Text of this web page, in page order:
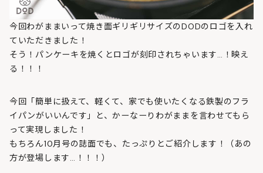
今回わがままいって焼き面ギリギリサイズのDODのロゴを入れ
ていただきました！
そう！パンケーキを焼くとロゴが刻印されちゃいます…！映え
る！！！
今回「簡単に扱えて、軽くて、家でも使いたくなる鉄製のフラ
イパンがいいんです」と、かーなーりわがままを言わせてもら
って実現しました！
もちろん10月号の誌面でも、たっぷりとご紹介します！（あの
方が登場します…！！！）